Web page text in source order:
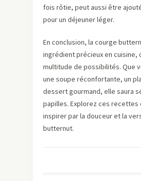
fois rôtie, peut aussi être
pour un déjeuner léger.
En conclusion, la courge
ingrédient précieux en cuisine,
multitude de possibilités. Que
une soupe réconfortante, un
dessert gourmand, elle saura
papilles. Explorez ces recettes
inspirer par la douceur et la
butternut.